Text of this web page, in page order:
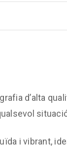
d’alta
i vibrant,